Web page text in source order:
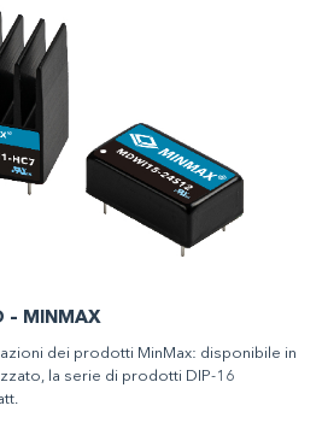
– MINMAX
dei prodotti MinMax: disponibile in
la serie di prodotti DIP-16